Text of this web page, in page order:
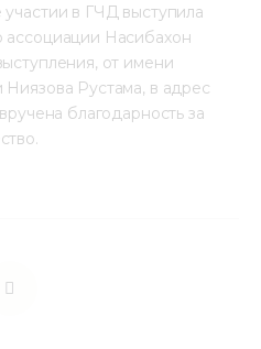
в ГЧД выступила
ассоциации Насибахон
от имени
Рустама, в адрес
благодарность за